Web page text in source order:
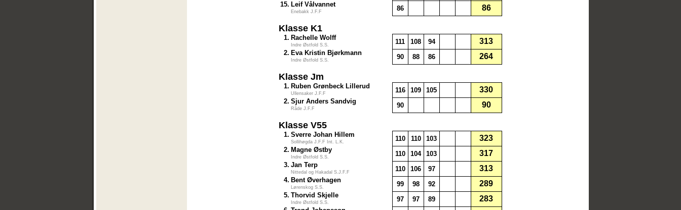
15. Leif Vålvannet
Enebakk J.F.F 86 86
Klasse K1
1. Rachelle Wolff
Indre Østfold S.S. 111 108 94 313
2. Eva Kristin Bjørkmann
Indre Østfold S.S. 90 88 86 264
Klasse Jm
1. Ruben Grønbeck Lillerud
Ullensaker J.F.F 116 109 105 330
2. Sjur Anders Sandvig
Råde J.F.F 90 90
Klasse V55
1. Sverre Johan Hillem
Sollihøgda J.F.F Int. L.K. 110 110 103 323
2. Magne Østby
Indre Østfold S.S. 110 104 103 317
3. Jan Terp
Nittedal og Hakadal S.J.F.F 110 106 97 313
4. Bent Øverhagen
Lørenskog S.S. 99 98 92 289
5. Thorvid Skjelle
Indre Østfold S.S. 97 97 89 283